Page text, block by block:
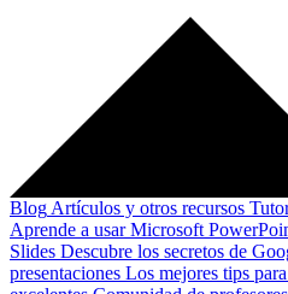
Blog Artículos y otros recursos
Aprende a usar Microsoft
Slides Descubre los secretos de
presentaciones Los mejores tips